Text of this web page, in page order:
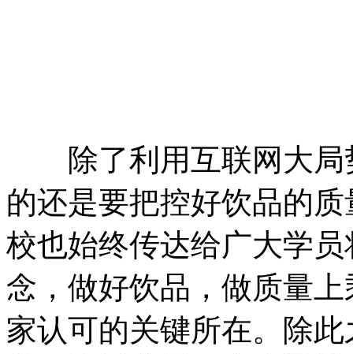
除了利用互联网大局
的还是要把控好饮品的
校也始终传达给广大学
念，做好饮品，做质量
家认可的关键所在。除